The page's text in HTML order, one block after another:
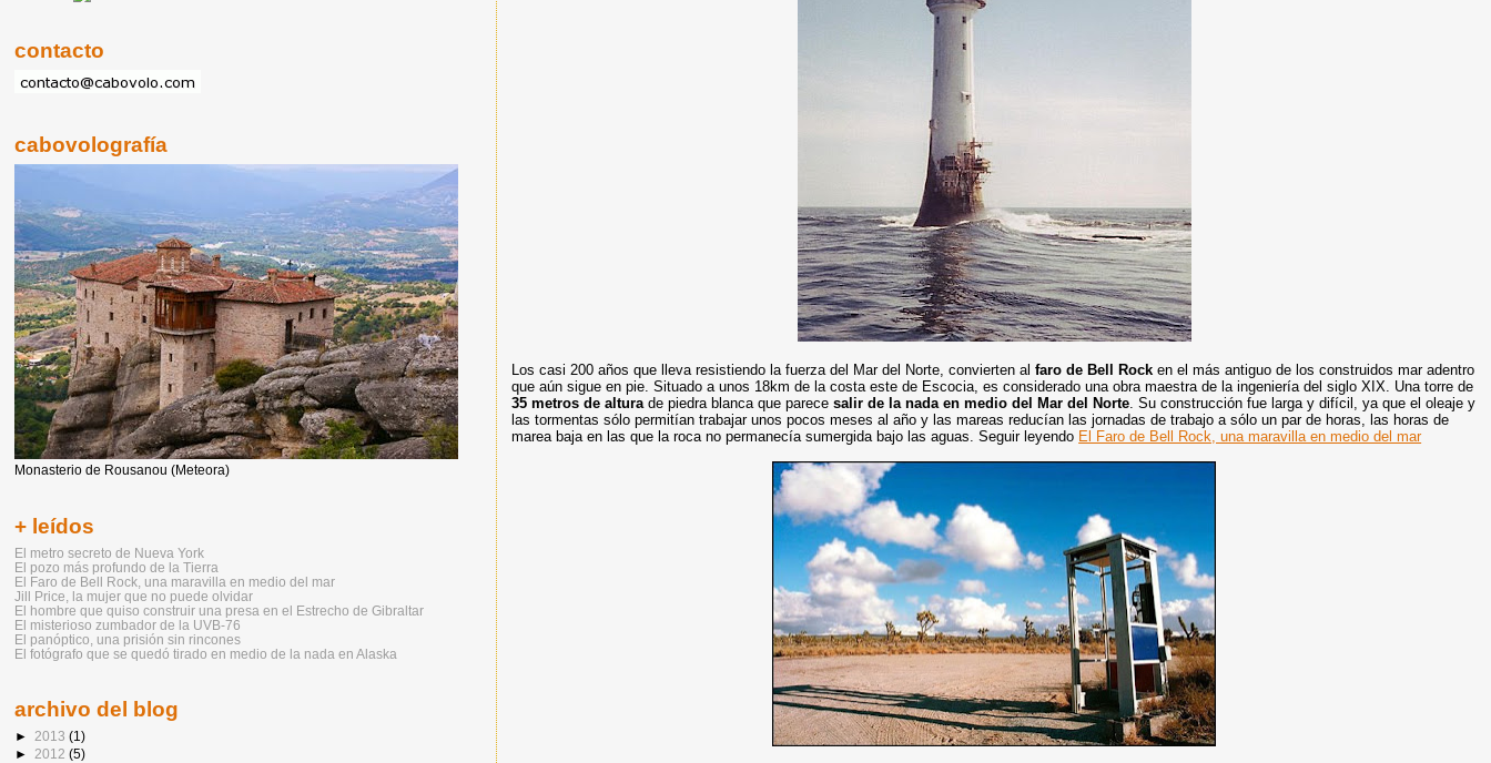
Los casi 200 años que lleva resistiendo la fuerza del Mar del Norte, convierten alfaro de Bell Rock en el más antiguo de los construidos mar adentro
que aún sigue en pie. Situado a unos 18km de la costa este de Escocia, es considerado una obra maestra de la ingeniería del siglo XIX. Una torre de
35 metros de alturade piedra blanca que parece salir de la nada en medio del Mar del Norte. Su construcción fue larga y difícil, ya que el oleaje y
las tormentas sólo permitían trabajar unos pocos meses al año y las mareas reducían las jornadas de trabajo a sólo un par de horas, las horas de
marea baja en las que la roca no permanecía sumergida bajo las aguas. Seguir leyendo El Faro de Bell Rock, una maravilla en medio del mar
contacto
cabovolografía
Monasterio de Rousanou (Meteora)
+ leídos
El metro secreto de Nueva York
El pozo más profundo de la Tierra
El Faro de Bell Rock, una maravilla en medio del mar
Jill Price, la mujer que no puede olvidar
El hombre que quiso construir una presa en el Estrecho de Gibraltar
El misterioso zumbador de la UVB-76
El panóptico, una prisión sin rincones
El fotógrafo que se quedó tirado en medio de la nada en Alaska
archivo del blog
► 2013 (1)
► 2012 (5)